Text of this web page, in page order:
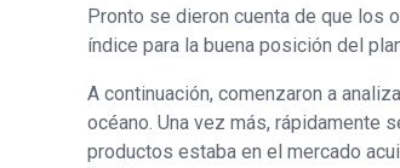
Pronto se dieron cuenta de que los
índice para la buena posición del
A continuación, comenzaron a
océano. Una vez más, rápidamente
productos estaba en el mercado